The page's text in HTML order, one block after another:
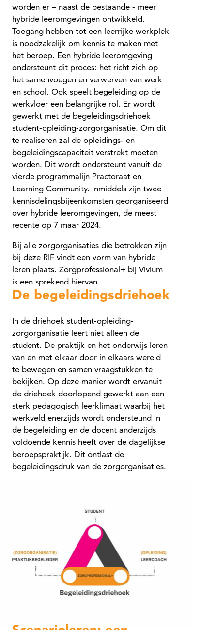
In de driehoek student-opleiding-
zorgorganisatie leert niet alleen de
student. De praktijk en het onderwijs leren
van en met elkaar door in elkaars wereld
te bewegen en samen vraagstukken te
bekijken. Op deze manier wordt ervanuit
de driehoek doorlopend gewerkt aan een
sterk pedagogisch leerklimaat waarbij het
werkveld enerzijds wordt ondersteund in
de begeleiding en de docent anderzijds
voldoende kennis heeft over de dagelijkse
beroepspraktijk. Dit ontlast de
begeleidingsdruk van de zorgorganisaties.
De begeleidingsdriehoek
worden er – naast de bestaande - meer
hybride leeromgevingen ontwikkeld.
Toegang hebben tot een leerrijke werkplek
is noodzakelijk om kennis te maken met
het beroep. Een hybride leeromgeving
ondersteunt dit proces: het richt zich op
het samenvoegen en verwerven van werk
en school. Ook speelt begeleiding op de
werkvloer een belangrijke rol. Er wordt
gewerkt met de begeleidingsdriehoek
student-opleiding-zorgorganisatie. Om dit
te realiseren zal de opleidings- en
begeleidingscapaciteit verstrekt moeten
worden. Dit wordt ondersteunt vanuit de
vierde programmalijn Practoraat en
Learning Community. Inmiddels zijn twee
kennisdelingsbijeenkomsten georganiseerd
over hybride leeromgevingen, de meest
recente op 7 maar 2024.
Bij alle zorgorganisaties die betrokken zijn
bij deze RIF vindt een vorm van hybride
leren plaats. Zorgprofessional+ bij Vivium
is een sprekend hiervan.